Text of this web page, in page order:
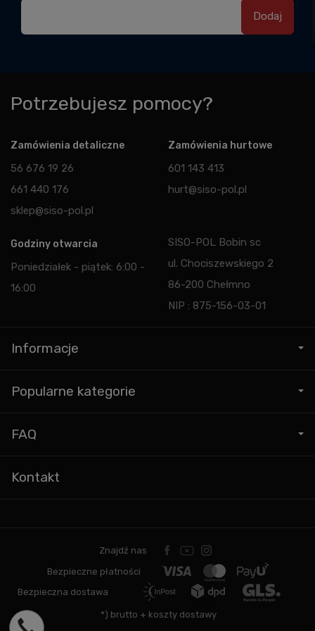
Potrzebujesz pomocy?
Zamówienia detaliczne
56 676 19 26
661 440 176
sklep@siso-pol.pl
Zamówienia hurtowe
601 143 413
hurt@siso-pol.pl
Godziny otwarcia
Poniedziałek - piątek: 6:00 -
16:00
SISO-POL Bobin sc
ul. Chociszewskiego 2
86-200 Chełmno
NIP : 875-156-03-01
Informacje
Popularne kategorie
FAQ
Kontakt
Znajdź nas
Bezpieczne płatności
Bezpieczna dostawa
*) brutto + koszty dostawy